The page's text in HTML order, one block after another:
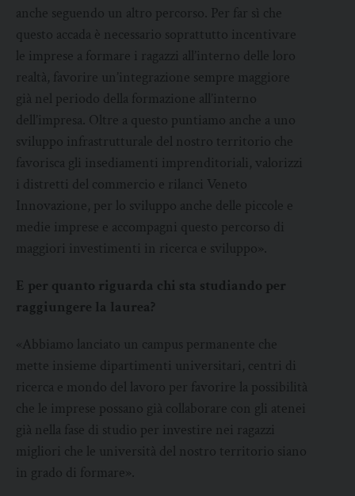
anche seguendo un altro percorso. Per far sì che
questo accada è necessario soprattutto incentivare
le imprese a formare i ragazzi all’interno delle loro
realtà, favorire un’integrazione sempre maggiore
già nel periodo della formazione all’interno
dell’impresa. Oltre a questo puntiamo anche a uno
sviluppo infrastrutturale del nostro territorio che
favorisca gli insediamenti imprenditoriali, valorizzi
i distretti del commercio e rilanci Veneto
Innovazione, per lo sviluppo anche delle piccole e
medie imprese e accompagni questo percorso di
maggiori investimenti in ricerca e sviluppo».
E per quanto riguarda chi sta studiando per
raggiungere la laurea?
«Abbiamo lanciato un campus permanente che
mette insieme dipartimenti universitari, centri di
ricerca e mondo del lavoro per favorire la possibilità
che le imprese possano già collaborare con gli atenei
già nella fase di studio per investire nei ragazzi
migliori che le università del nostro territorio siano
in grado di formare».